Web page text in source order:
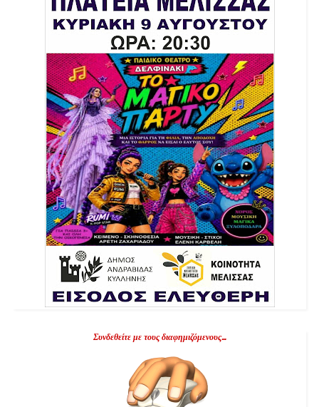
Συνδεθείτε με τους διαφημιζόμενους...